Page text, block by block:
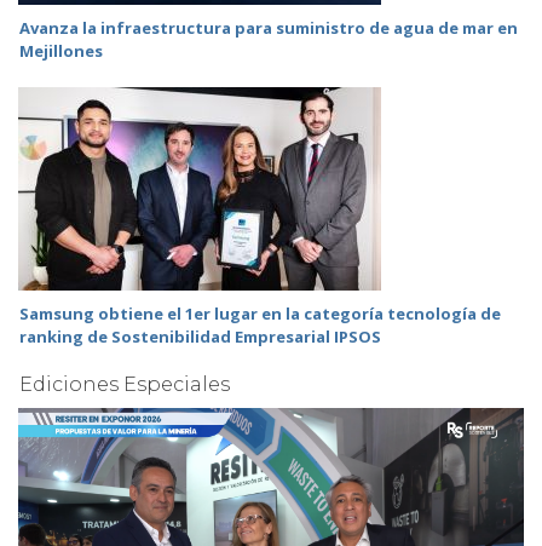
Avanza la infraestructura para suministro de agua de mar en
Mejillones
Samsung obtiene el 1er lugar en la categoría tecnología de
ranking de Sostenibilidad Empresarial IPSOS
Ediciones Especiales